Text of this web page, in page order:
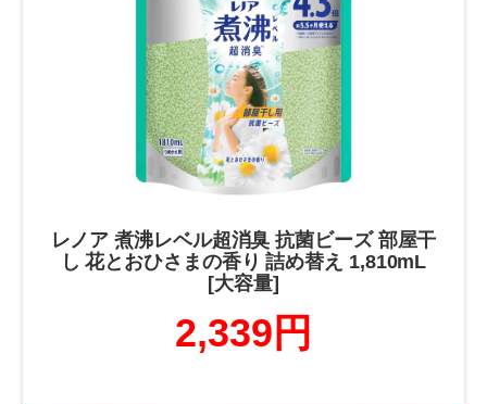
レノア 煮沸レベル超消臭 抗菌ビーズ 部屋干
し 花とおひさまの香り 詰め替え 1,810mL
[大容量]
2,339円